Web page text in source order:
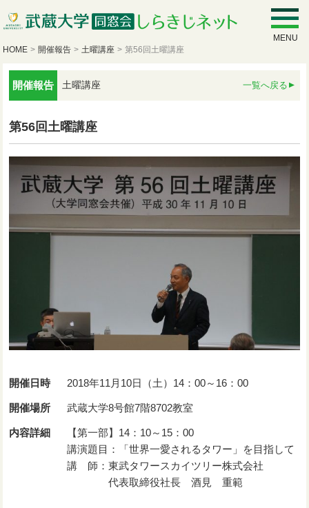
MENU
HOME > 開催報告 > 土曜講座 > 第56回土曜講座
開催報告 土曜講座 一覧へ戻る
第56回土曜講座
開催日時 2018年11月10日（土）14：00～16：00
開催場所 武蔵大学8号館7階8702教室
内容詳細
【第一部】14：10～15：00
講演題目：「世界一愛されるタワー」を目指して
講 師：東武タワースカイツリー株式会社
代表取締役社長 酒見 重範